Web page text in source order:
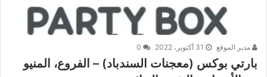
مدير الموقع 31 أكتوبر، 2022
بارتي بوكس (معجنات السندباد) – الفروع، المنيو